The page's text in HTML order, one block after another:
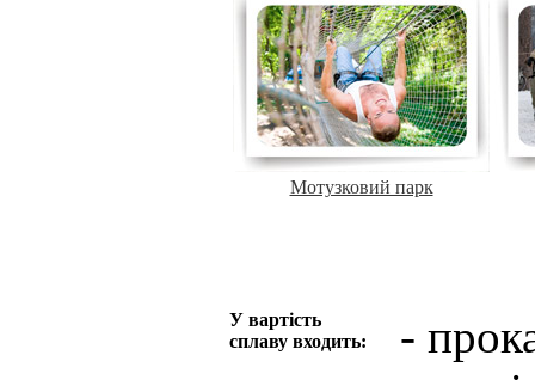
Мотузковий парк
У вартість
сплаву входить:
-